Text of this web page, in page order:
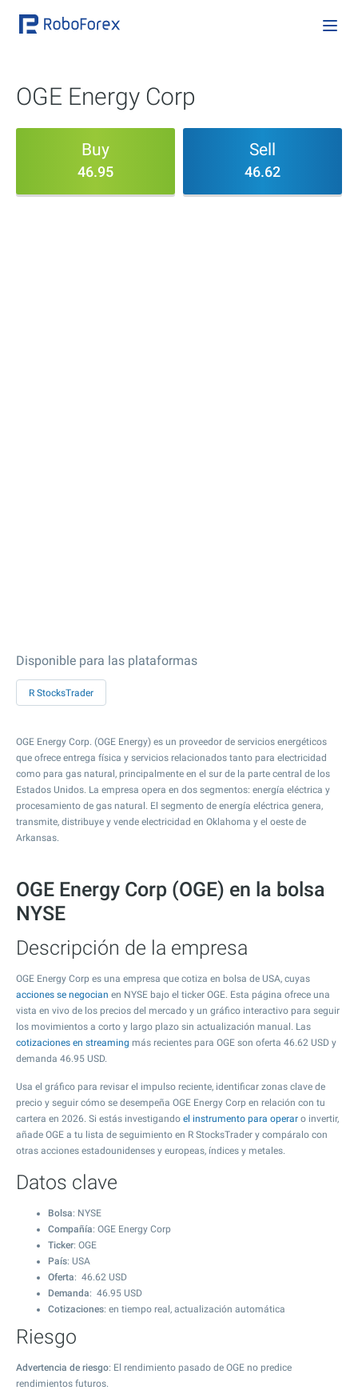
OGE Energy Corp
Buy
46.95
Sell
46.62
Disponible para las plataformas
R StocksTrader
OGE Energy Corp. (OGE Energy) es un proveedor de servicios energéticos
que ofrece entrega física y servicios relacionados tanto para electricidad
como para gas natural, principalmente en el sur de la parte central de los
Estados Unidos. La empresa opera en dos segmentos: energía eléctrica y
procesamiento de gas natural. El segmento de energía eléctrica genera,
transmite, distribuye y vende electricidad en Oklahoma y el oeste de
Arkansas.
OGE Energy Corp (OGE) en la bolsa
NYSE
Descripción de la empresa
OGE Energy Corp es una empresa que cotiza en bolsa de USA, cuyas
acciones se negocian en NYSE bajo el ticker OGE. Esta página ofrece una
vista en vivo de los precios del mercado y un gráfico interactivo para seguir
los movimientos a corto y largo plazo sin actualización manual. Las
cotizaciones en streaming más recientes para OGE son oferta 46.62 USD y
demanda 46.95 USD.
Usa el gráfico para revisar el impulso reciente, identificar zonas clave de
precio y seguir cómo se desempeña OGE Energy Corp en relación con tu
cartera en 2026. Si estás investigando el instrumento para operar o invertir,
añade OGE a tu lista de seguimiento en R StocksTrader y compáralo con
otras acciones estadounidenses y europeas, índices y metales.
Datos clave
Bolsa: NYSE
Compañía: OGE Energy Corp
Ticker: OGE
País: USA
Oferta: 46.62 USD
Demanda: 46.95 USD
Cotizaciones: en tiempo real, actualización automática
Riesgo
Advertencia de riesgo: El rendimiento pasado de OGE no predice
rendimientos futuros.